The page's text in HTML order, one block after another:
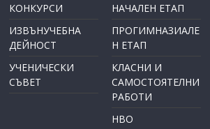
КОНКУРСИ
ИЗВЪНУЧЕБНА
ДЕЙНОСТ
УЧЕНИЧЕСКИ
СЪВЕТ
НАЧАЛЕН ЕТАП
ПРОГИМНАЗИАЛЕ
Н ЕТАП
КЛАСНИ И
САМОСТОЯТЕЛНИ
РАБОТИ
НВО